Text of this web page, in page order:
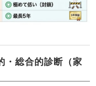
・総合的診断（家